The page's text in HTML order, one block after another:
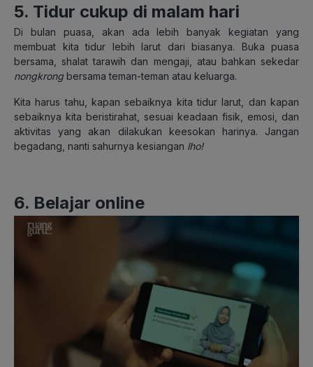
5. Tidur cukup di malam hari
Di bulan puasa, akan ada lebih banyak kegiatan yang
membuat kita tidur lebih larut dari biasanya. Buka puasa
bersama, shalat tarawih dan mengaji, atau bahkan sekedar
nongkrong bersama teman-teman atau keluarga.
Kita harus tahu, kapan sebaiknya kita tidur larut, dan kapan
sebaiknya kita beristirahat, sesuai keadaan fisik, emosi, dan
aktivitas yang akan dilakukan keesokan harinya. Jangan
begadang, nanti sahurnya kesiangan lho!
6. Belajar online